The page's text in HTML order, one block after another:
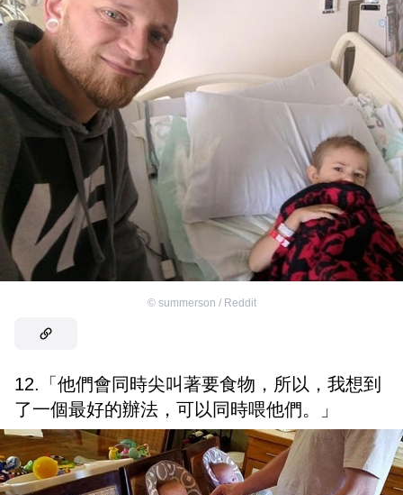
© summerson / Reddit
12.「他們會同時尖叫著要食物，所以，我想到
了一個最好的辦法，可以同時喂他們。」